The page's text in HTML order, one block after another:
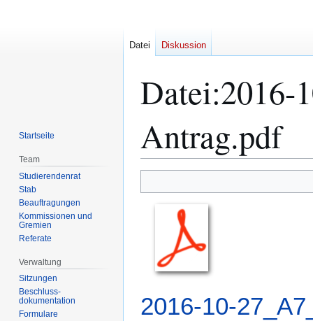
Datei:2016-
Antrag.pdf
Navigation
springen
Suche
springen
2016-10-
Datei Diskussion
Startseite
Team
Studierendenrat
Stab
Beauftragungen
Kommissionen und
Gremien
Referate
Verwaltung
Sitzungen
Beschluss-
dokumentation
Formulare